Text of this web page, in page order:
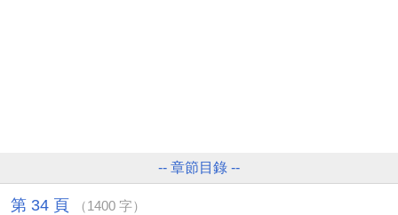
-- 章節目錄 --
第 34 頁 （1400 字）